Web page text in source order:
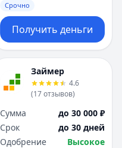
Срочно
Получить деньги
Займер
4.6
(17отзывов)
Сумма
до 30 000 ₽
Срок
до 30 дней
Одобрение
Высокое